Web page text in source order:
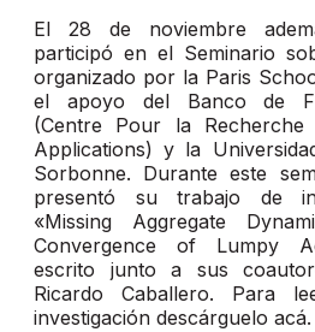
El 28 de noviembre
participó en el Seminario
organizado por la Paris
el apoyo del Banco de
(Centre Pour la Recherche
Applications) y la
Sorbonne. Durante este
presentó su trabajo de
«Missing Aggregate
Convergence of Lumpy
escrito junto a sus
Ricardo Caballero. Para
investigación descárguelo acá.